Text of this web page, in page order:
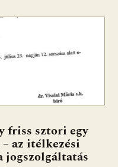
friss sztori egy
az itélkezési
jogszolgáltatás